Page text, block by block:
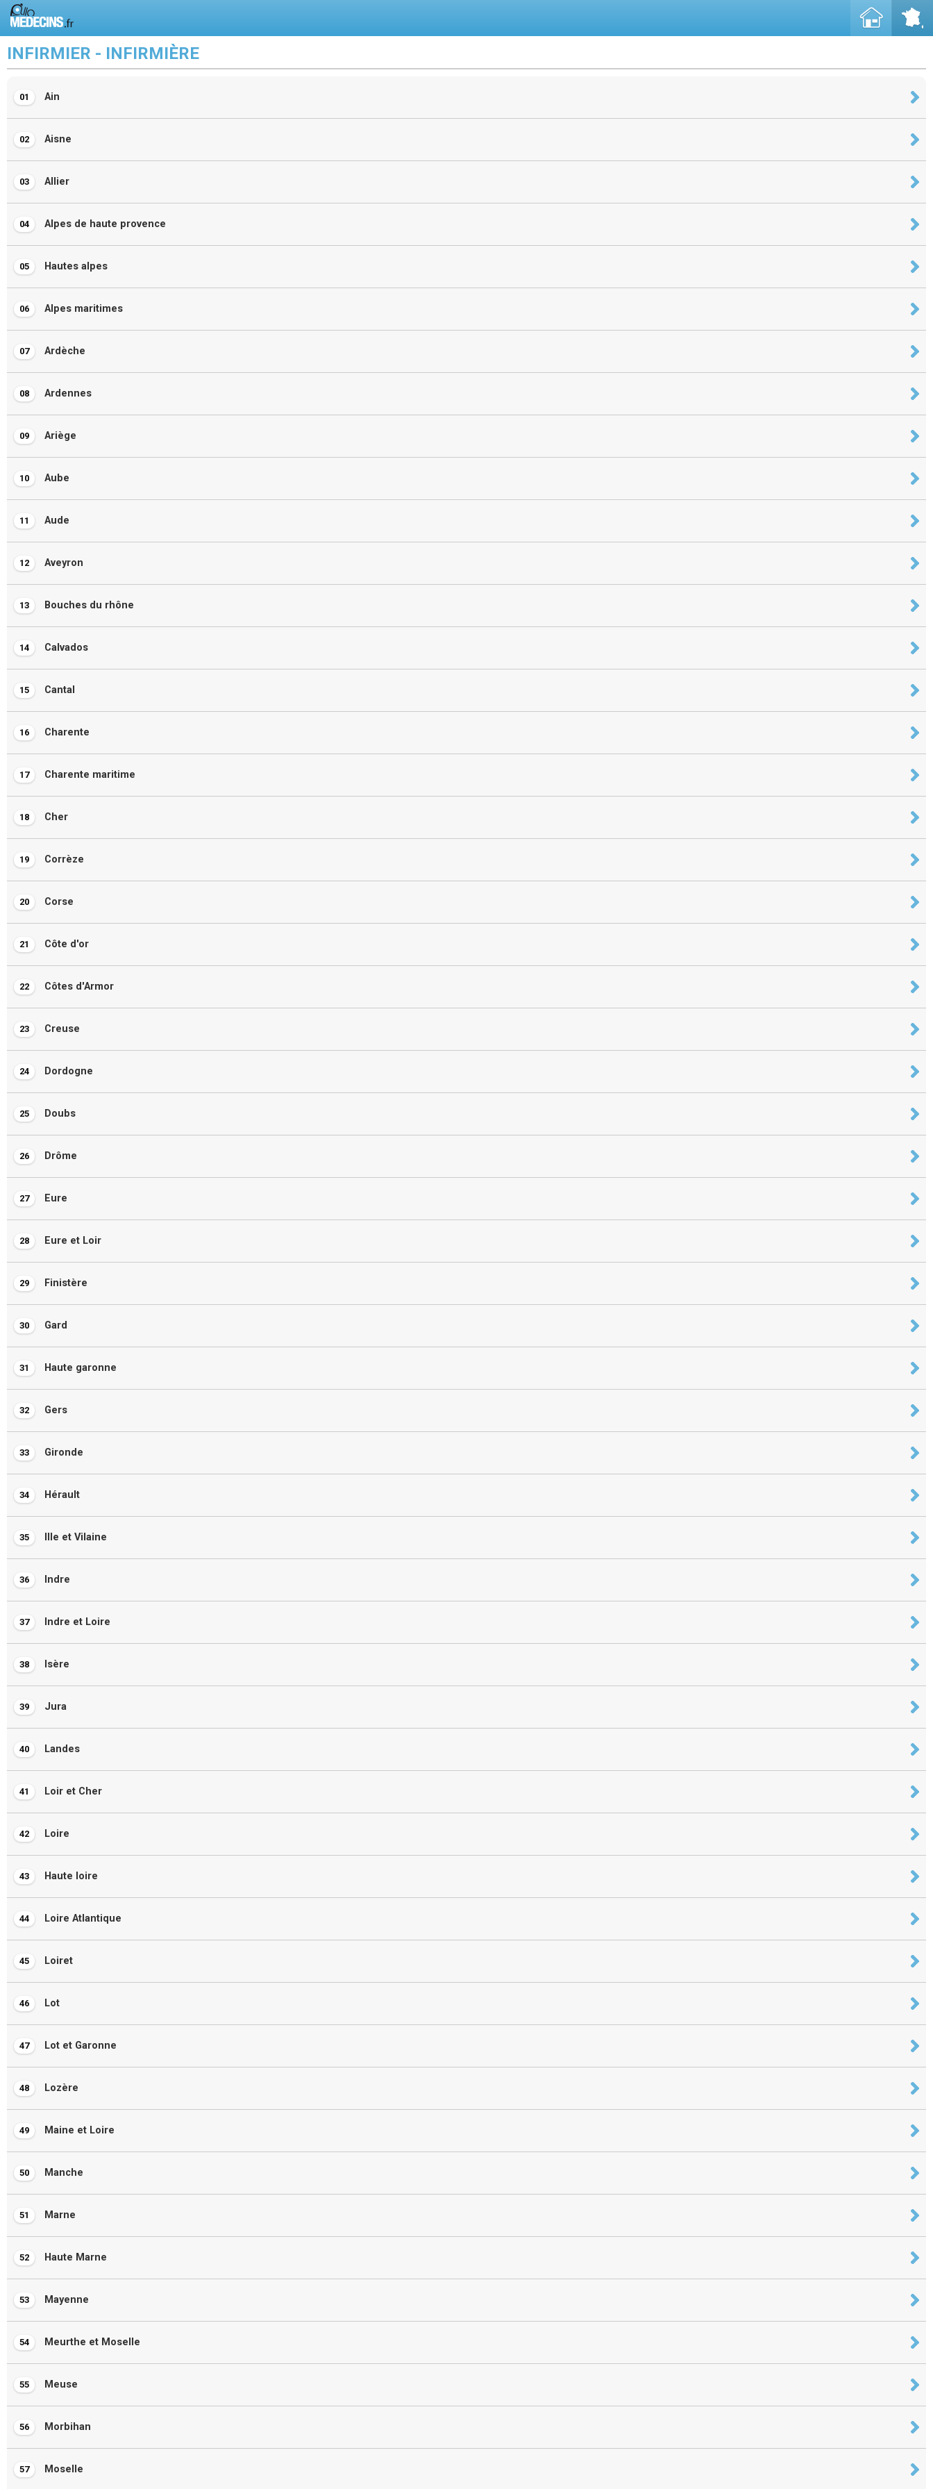
INFIRMIER - INFIRMIÈRE
01 Ain
02 Aisne
03 Allier
04 Alpes de haute provence
05 Hautes alpes
06 Alpes maritimes
07 Ardèche
08 Ardennes
09 Ariège
10 Aube
11 Aude
12 Aveyron
13 Bouches du rhône
14 Calvados
15 Cantal
16 Charente
17 Charente maritime
18 Cher
19 Corrèze
20 Corse
21 Côte d'or
22 Côtes d'Armor
23 Creuse
24 Dordogne
25 Doubs
26 Drôme
27 Eure
28 Eure et Loir
29 Finistère
30 Gard
31 Haute garonne
32 Gers
33 Gironde
34 Hérault
35 Ille et Vilaine
36 Indre
37 Indre et Loire
38 Isère
39 Jura
40 Landes
41 Loir et Cher
42 Loire
43 Haute loire
44 Loire Atlantique
45 Loiret
46 Lot
47 Lot et Garonne
48 Lozère
49 Maine et Loire
50 Manche
51 Marne
52 Haute Marne
53 Mayenne
54 Meurthe et Moselle
55 Meuse
56 Morbihan
57 Moselle